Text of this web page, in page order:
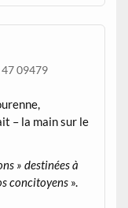
09479
– la main sur le
» destinées à
concitoyens ».